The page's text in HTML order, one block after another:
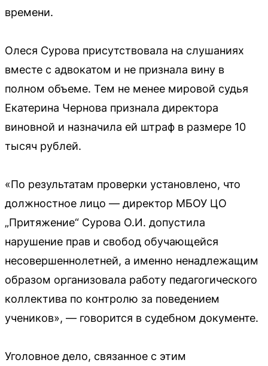
времени.
Олеся Сурова присутствовала на слушаниях
вместе с адвокатом и не признала вину в
полном объеме. Тем не менее мировой судья
Екатерина Чернова признала директора
виновной и назначила ей штраф в размере 10
тысяч рублей.
«По результатам проверки установлено, что
должностное лицо — директор МБОУ ЦО
„Притяжение“ Сурова О.И. допустила
нарушение прав и свобод обучающейся
несовершеннолетней, а именно ненадлежащим
образом организовала работу педагогического
коллектива по контролю за поведением
учеников», — говорится в судебном документе.
Уголовное дело, связанное с этим